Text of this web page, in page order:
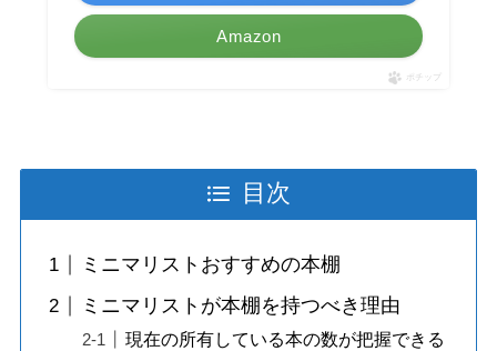
Amazon
ポチップ
目次
ミニマリストおすすめの本棚
ミニマリストが本棚を持つべき理由
現在の所有している本の数が把握できる